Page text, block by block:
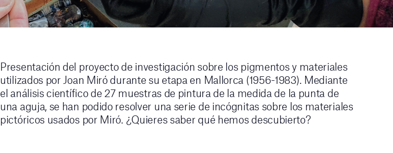
Presentación del proyecto de investigación sobre los pigmentos y materiales
utilizados por Joan Miró durante su etapa en Mallorca (1956-1983). Mediante
el análisis científico de 27 muestras de pintura de la medida de la punta de
una aguja, se han podido resolver una serie de incógnitas sobre los materiales
pictóricos usados por Miró. ¿Quieres saber qué hemos descubierto?